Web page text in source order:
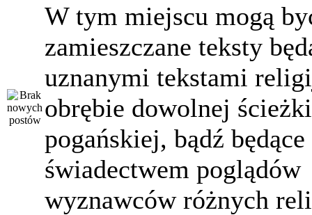
W tym miejscu mogą
zamieszczane teksty
uznanymi tekstami
obrębie dowolnej ścieżki
pogańskiej, bądź będące
świadectwem poglądów
wyznawców różnych